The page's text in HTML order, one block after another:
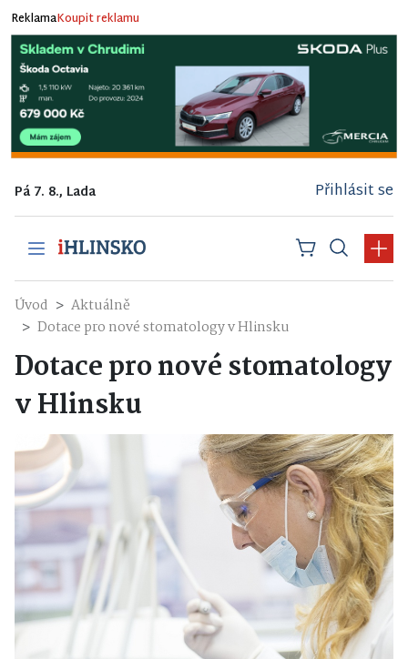
ReklamaKoupit reklamu
Pá 7. 8., Lada Přihlásit se
Úvod
Aktuálně
Dotace pro nové stomatology v Hlinsku
Dotace pro nové stomatology
v Hlinsku